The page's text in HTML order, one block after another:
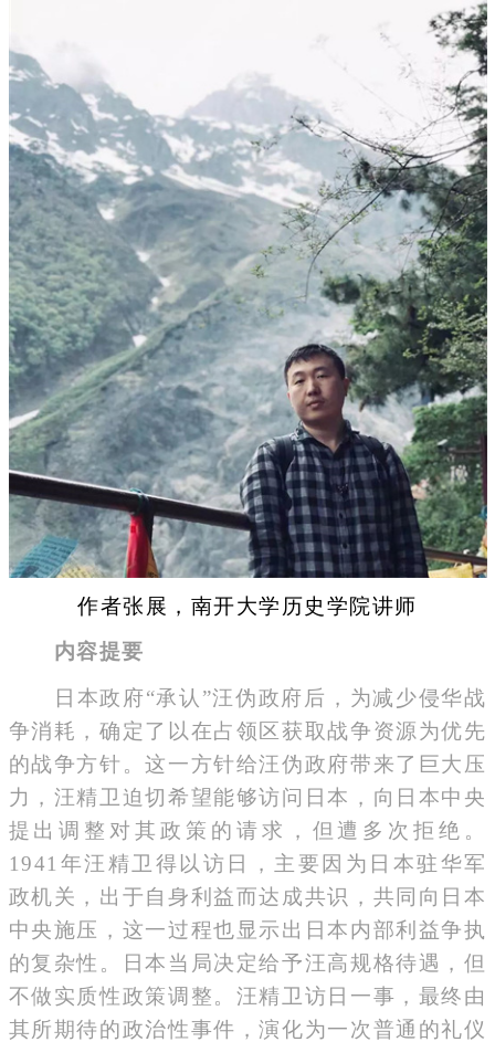
作者张展，南开大学历史学院讲师
内容提要
日本政府“承认”汪伪政府后，为减少侵华战
争消耗，确定了以在占领区获取战争资源为优先
的战争方针。这一方针给汪伪政府带来了巨大压
力，汪精卫迫切希望能够访问日本，向日本中央
提出调整对其政策的请求，但遭多次拒绝。
1941年汪精卫得以访日，主要因为日本驻华军
政机关，出于自身利益而达成共识，共同向日本
中央施压，这一过程也显示出日本内部利益争执
的复杂性。日本当局决定给予汪高规格待遇，但
不做实质性政策调整。汪精卫访日一事，最终由
其所期待的政治性事件，演化为一次普通的礼仪